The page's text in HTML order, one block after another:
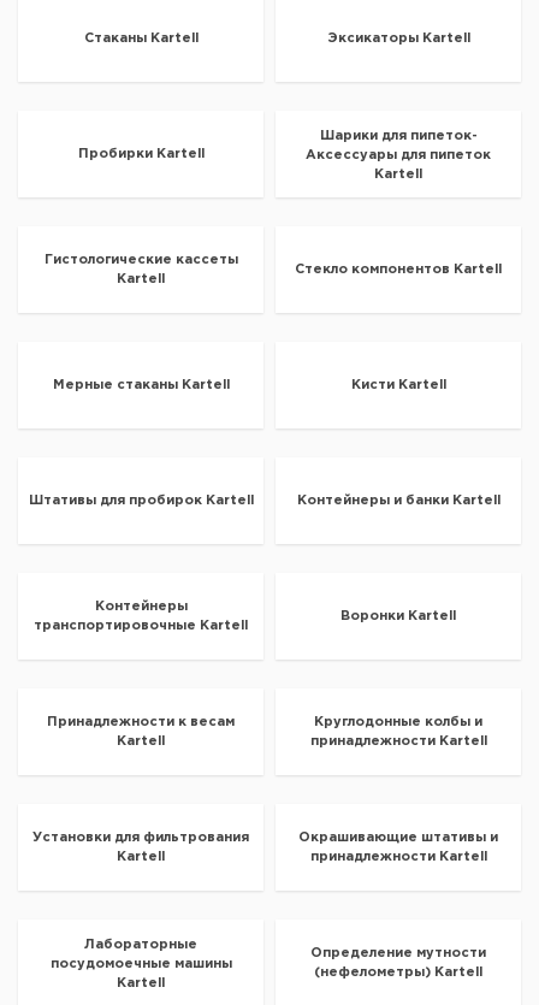
Стаканы Kartell Эксикаторы Kartell
Пробирки Kartell
Шарики для пипеток-
Аксессуары для пипеток
Kartell
Гистологические кассеты
Kartell
Стекло компонентов Kartell
Мерные стаканы Kartell Кисти Kartell
Штативы для пробирок Kartell Контейнеры и банки Kartell
Контейнеры
транспортировочные Kartell
Воронки Kartell
Принадлежности к весам
Kartell
Круглодонные колбы и
принадлежности Kartell
Установки для фильтрования
Kartell
Окрашивающие штативы и
принадлежности Kartell
Лабораторные
посудомоечные машины
Kartell
Определение мутности
(нефелометры) Kartell